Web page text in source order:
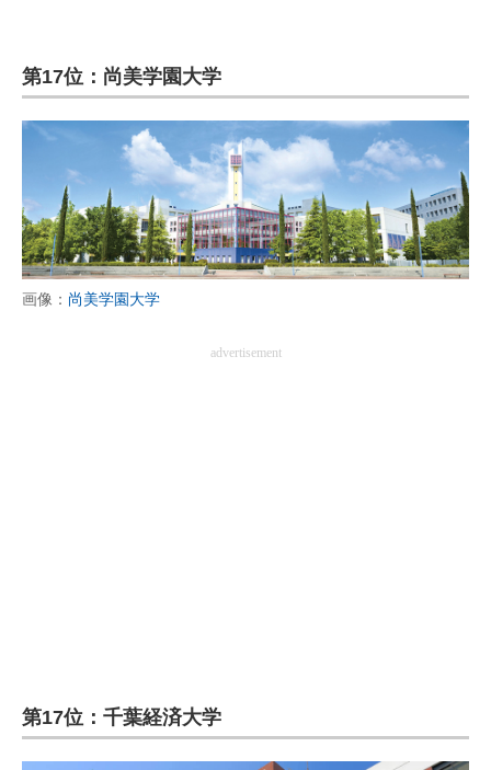
製造業のIT導入・活用を支援
モノづくり技術者専門サイト
エレクトロニクス専門サイト
電子設計の基本と応用
エネルギーの専門メディア
建設×テクノロジーの最前線
ちょっと気になるネットの話題
第17位：尚美学園大学
画像： 尚美学園大学
advertisement
第17位：千葉経済大学